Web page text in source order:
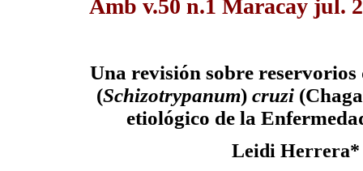
Amb v.50 n.1 Maracay jul.
Una revisión sobre reservorios
(Schizotrypanum) cruzi
etiológico de la
Leidi Herrera*